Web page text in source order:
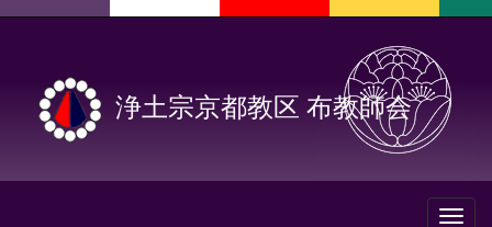
浄土宗京都教区 布教師会
Toggle